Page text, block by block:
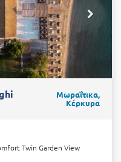
Μωραΐτικα,
Κέρκυρα
Twin Garden View